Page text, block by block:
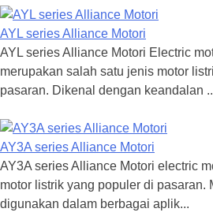
AYL series Alliance Motori
AYL series Alliance Motori Electric
merupakan salah satu jenis motor
pasaran. Dikenal dengan keandalan
AY3A series Alliance Motori
AY3A series Alliance Motori electric
motor listrik yang populer di pasaran.
digunakan dalam berbagai aplik...